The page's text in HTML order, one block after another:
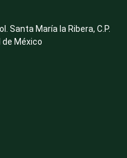
Santa María la Ribera, C.P.
México